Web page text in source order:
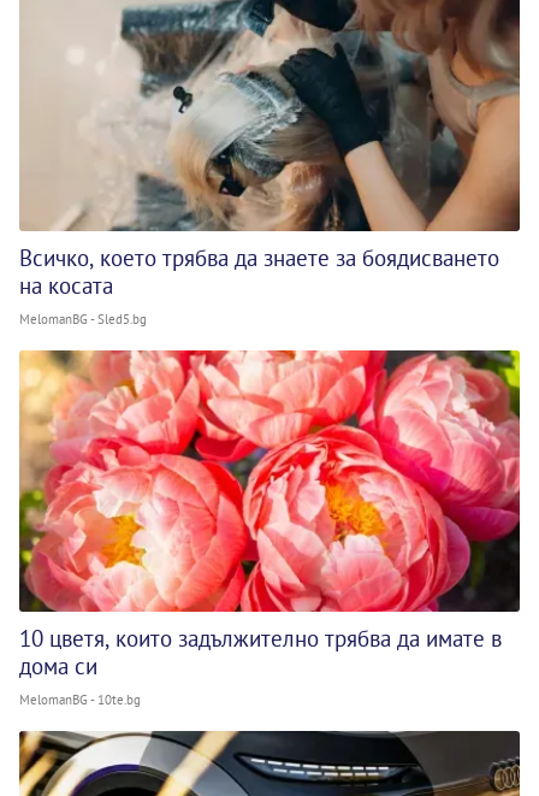
Всичко, което трябва да знаете за боядисването
на косата
MelomanBG - Sled5.bg
10 цветя, които задължително трябва да имате в
дома си
MelomanBG - 10te.bg